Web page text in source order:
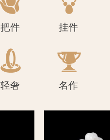
把件 挂件
轻奢 名作